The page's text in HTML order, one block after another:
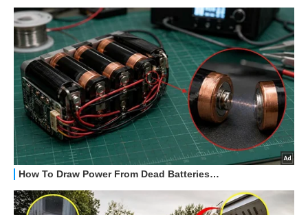
GUIDE ALL'ACQUISTO